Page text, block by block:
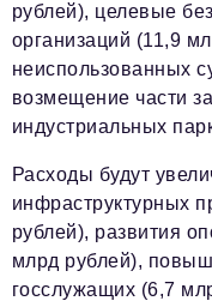
рублей), целевые
организаций (11,9
неиспользованных
возмещение части
индустриальных
Расходы будут
инфраструктурных
рублей), развития
млрд рублей),
госслужащих (6,7